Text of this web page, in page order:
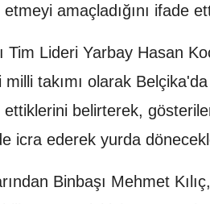
amaçladığını ifade
Tim Lideri Yarbay Hasan
takımı olarak
belirterek,
icra ederek yurda
Binbaşı Mehmet